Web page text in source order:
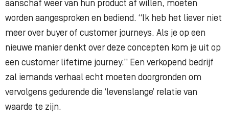
aanschaf weer van hun product af willen, moeten
worden aangesproken en bediend. “Ik heb het liever niet
meer over buyer of customer journeys. Als je op een
nieuwe manier denkt over deze concepten kom je uit op
een customer lifetime journey.” Een verkopend bedrijf
zal iemands verhaal echt moeten doorgronden om
vervolgens gedurende die ‘levenslange’ relatie van
waarde te zijn.